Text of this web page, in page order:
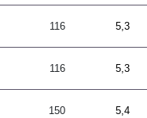
116
5,3
116
5,3
150
5,4